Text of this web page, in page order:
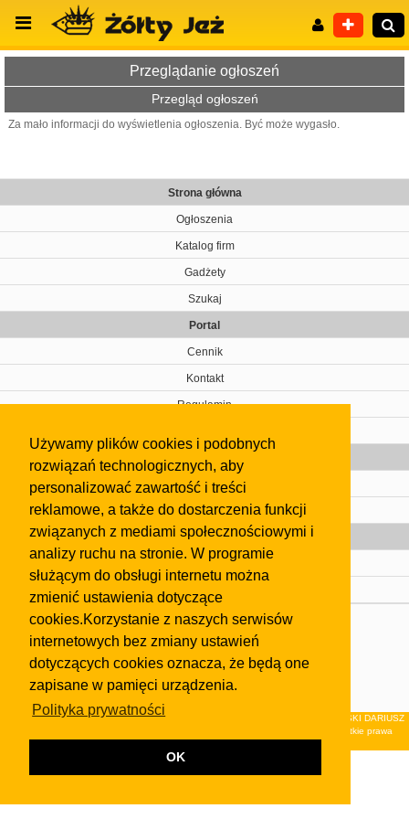
Używamy plików cookies i podobnych
rozwiązań technologicznych, aby
personalizować zawartość i treści
reklamowe, a także do dostarczenia funkcji
związanych z mediami społecznościowymi i
analizy ruchu na stronie. W programie
służącym do obsługi internetu można
zmienić ustawienia dotyczące
cookies.Korzystanie z naszych serwisów
internetowych bez zmiany ustawień
dotyczących cookies oznacza, że będą one
zapisane w pamięci urządzenia.
Polityka prywatności
OK
Przeglądanie ogłoszeń
Przegląd ogłoszeń
Za mało informacji do wyświetlenia ogłoszenia. Być może wygasło.
Strona główna
Ogłoszenia
Katalog firm
Gadżety
Szukaj
Portal
Cennik
Kontakt
Regulamin
Gazeta
Olkusz
Kontakt
Strefa dla biznesu
Biura nieruchomości
Dealerzy i autokomisy
Skontaktuj się z nami
regulaminuiPolityki Prywatności.
Klauzula FB
© 2026Wydawnictwo NEON sp. z o.o. (dawniej: FIRMA NEON MAREK KLUCZEWSKI DARIUSZ
KRAWCZYK s.c.) z siedzibą w Olkuszu, ul.Żuradzka 15, 32-300 Olkusz . Wszystkie prawa